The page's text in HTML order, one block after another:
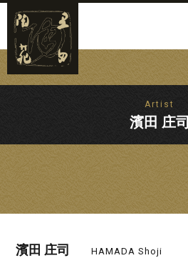
Artist
濱田 庄司
濱田 庄司 HAMADA Shoji